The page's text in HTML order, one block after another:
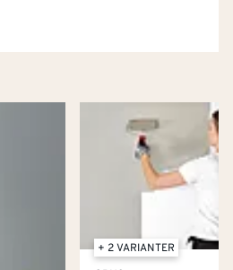
Kjøp
+ 2 VARIANTER